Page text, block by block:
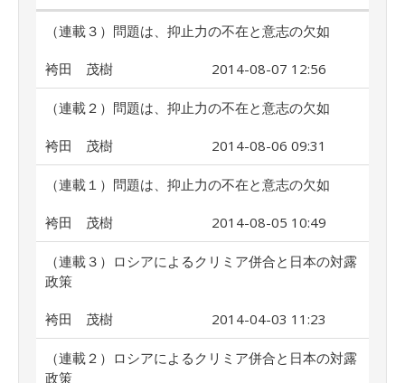
（連載３）問題は、抑止力の不在と意志の欠如
袴田 茂樹 2014-08-07 12:56
（連載２）問題は、抑止力の不在と意志の欠如
袴田 茂樹 2014-08-06 09:31
（連載１）問題は、抑止力の不在と意志の欠如
袴田 茂樹 2014-08-05 10:49
（連載３）ロシアによるクリミア併合と日本の対露
政策
袴田 茂樹 2014-04-03 11:23
（連載２）ロシアによるクリミア併合と日本の対露
政策